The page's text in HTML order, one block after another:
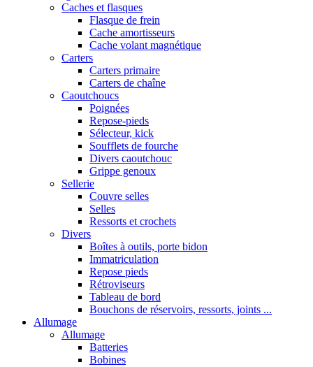
Caches et flasques
Flasque de frein
Cache amortisseurs
Cache volant magnétique
Carters
Carters primaire
Carters de chaîne
Caoutchoucs
Poignées
Repose-pieds
Sélecteur, kick
Soufflets de fourche
Divers caoutchouc
Grippe genoux
Sellerie
Couvre selles
Selles
Ressorts et crochets
Divers
Boîtes à outils, porte bidon
Immatriculation
Repose pieds
Rétroviseurs
Tableau de bord
Bouchons de réservoirs, ressorts, joints ...
Allumage
Allumage
Batteries
Bobines